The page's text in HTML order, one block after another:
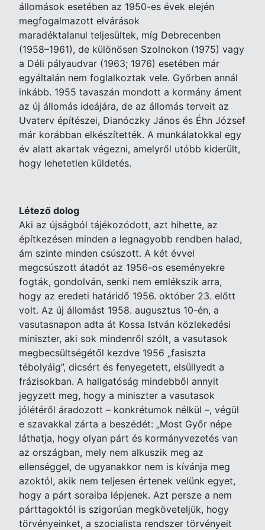
állomások esetében az 1950-es évek elején
megfogalmazott elvárások
maradéktalanul teljesültek, míg Debrecenben
(1958–1961), de különösen Szolnokon (1975) vagy
a Déli pályaudvar (1963; 1976) esetében már
egyáltalán nem foglalkoztak vele. Győrben annál
inkább. 1955 tavaszán mondott a kormány áment
az új állomás ideájára, de az állomás terveit az
Uvaterv építészei, Dianóczky János és Éhn József
már korábban elkészítették. A munkálatokkal egy
év alatt akartak végezni, amelyről utóbb kiderült,
hogy lehetetlen küldetés.
Létező dolog
Aki az újságból tájékozódott, azt hihette, az
építkezésen minden a legnagyobb rendben halad,
ám szinte minden csúszott. A két évvel
megcsúszott átadót az 1956-os eseményekre
fogták, gondolván, senki nem emlékszik arra,
hogy az eredeti határidő 1956. október 23. előtt
volt. Az új állomást 1958. augusztus 10-én, a
vasutasnapon adta át Kossa István közlekedési
miniszter, aki sok mindenről szólt, a vasutasok
megbecsültségétől kezdve 1956 „fasiszta
tébolyáig”, dicsért és fenyegetett, elsüllyedt a
frázisokban. A hallgatóság mindebből annyit
jegyzett meg, hogy a miniszter a vasutasok
jólétéről áradozott – konkrétumok nélkül –, végül
e szavakkal zárta a beszédét: „Most Győr népe
láthatja, hogy olyan párt és kormányvezetés van
az országban, mely nem alkuszik meg az
ellenséggel, de ugyanakkor nem is kívánja meg
azoktól, akik nem teljesen értenek velünk egyet,
hogy a párt soraiba lépjenek. Azt persze a nem
párttagoktól is szigorúan megköveteljük, hogy
törvényeinket, a szocialista rendszer törvényeit